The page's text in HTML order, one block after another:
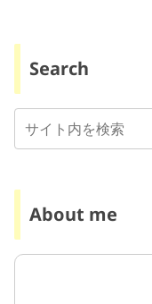
Search
About me